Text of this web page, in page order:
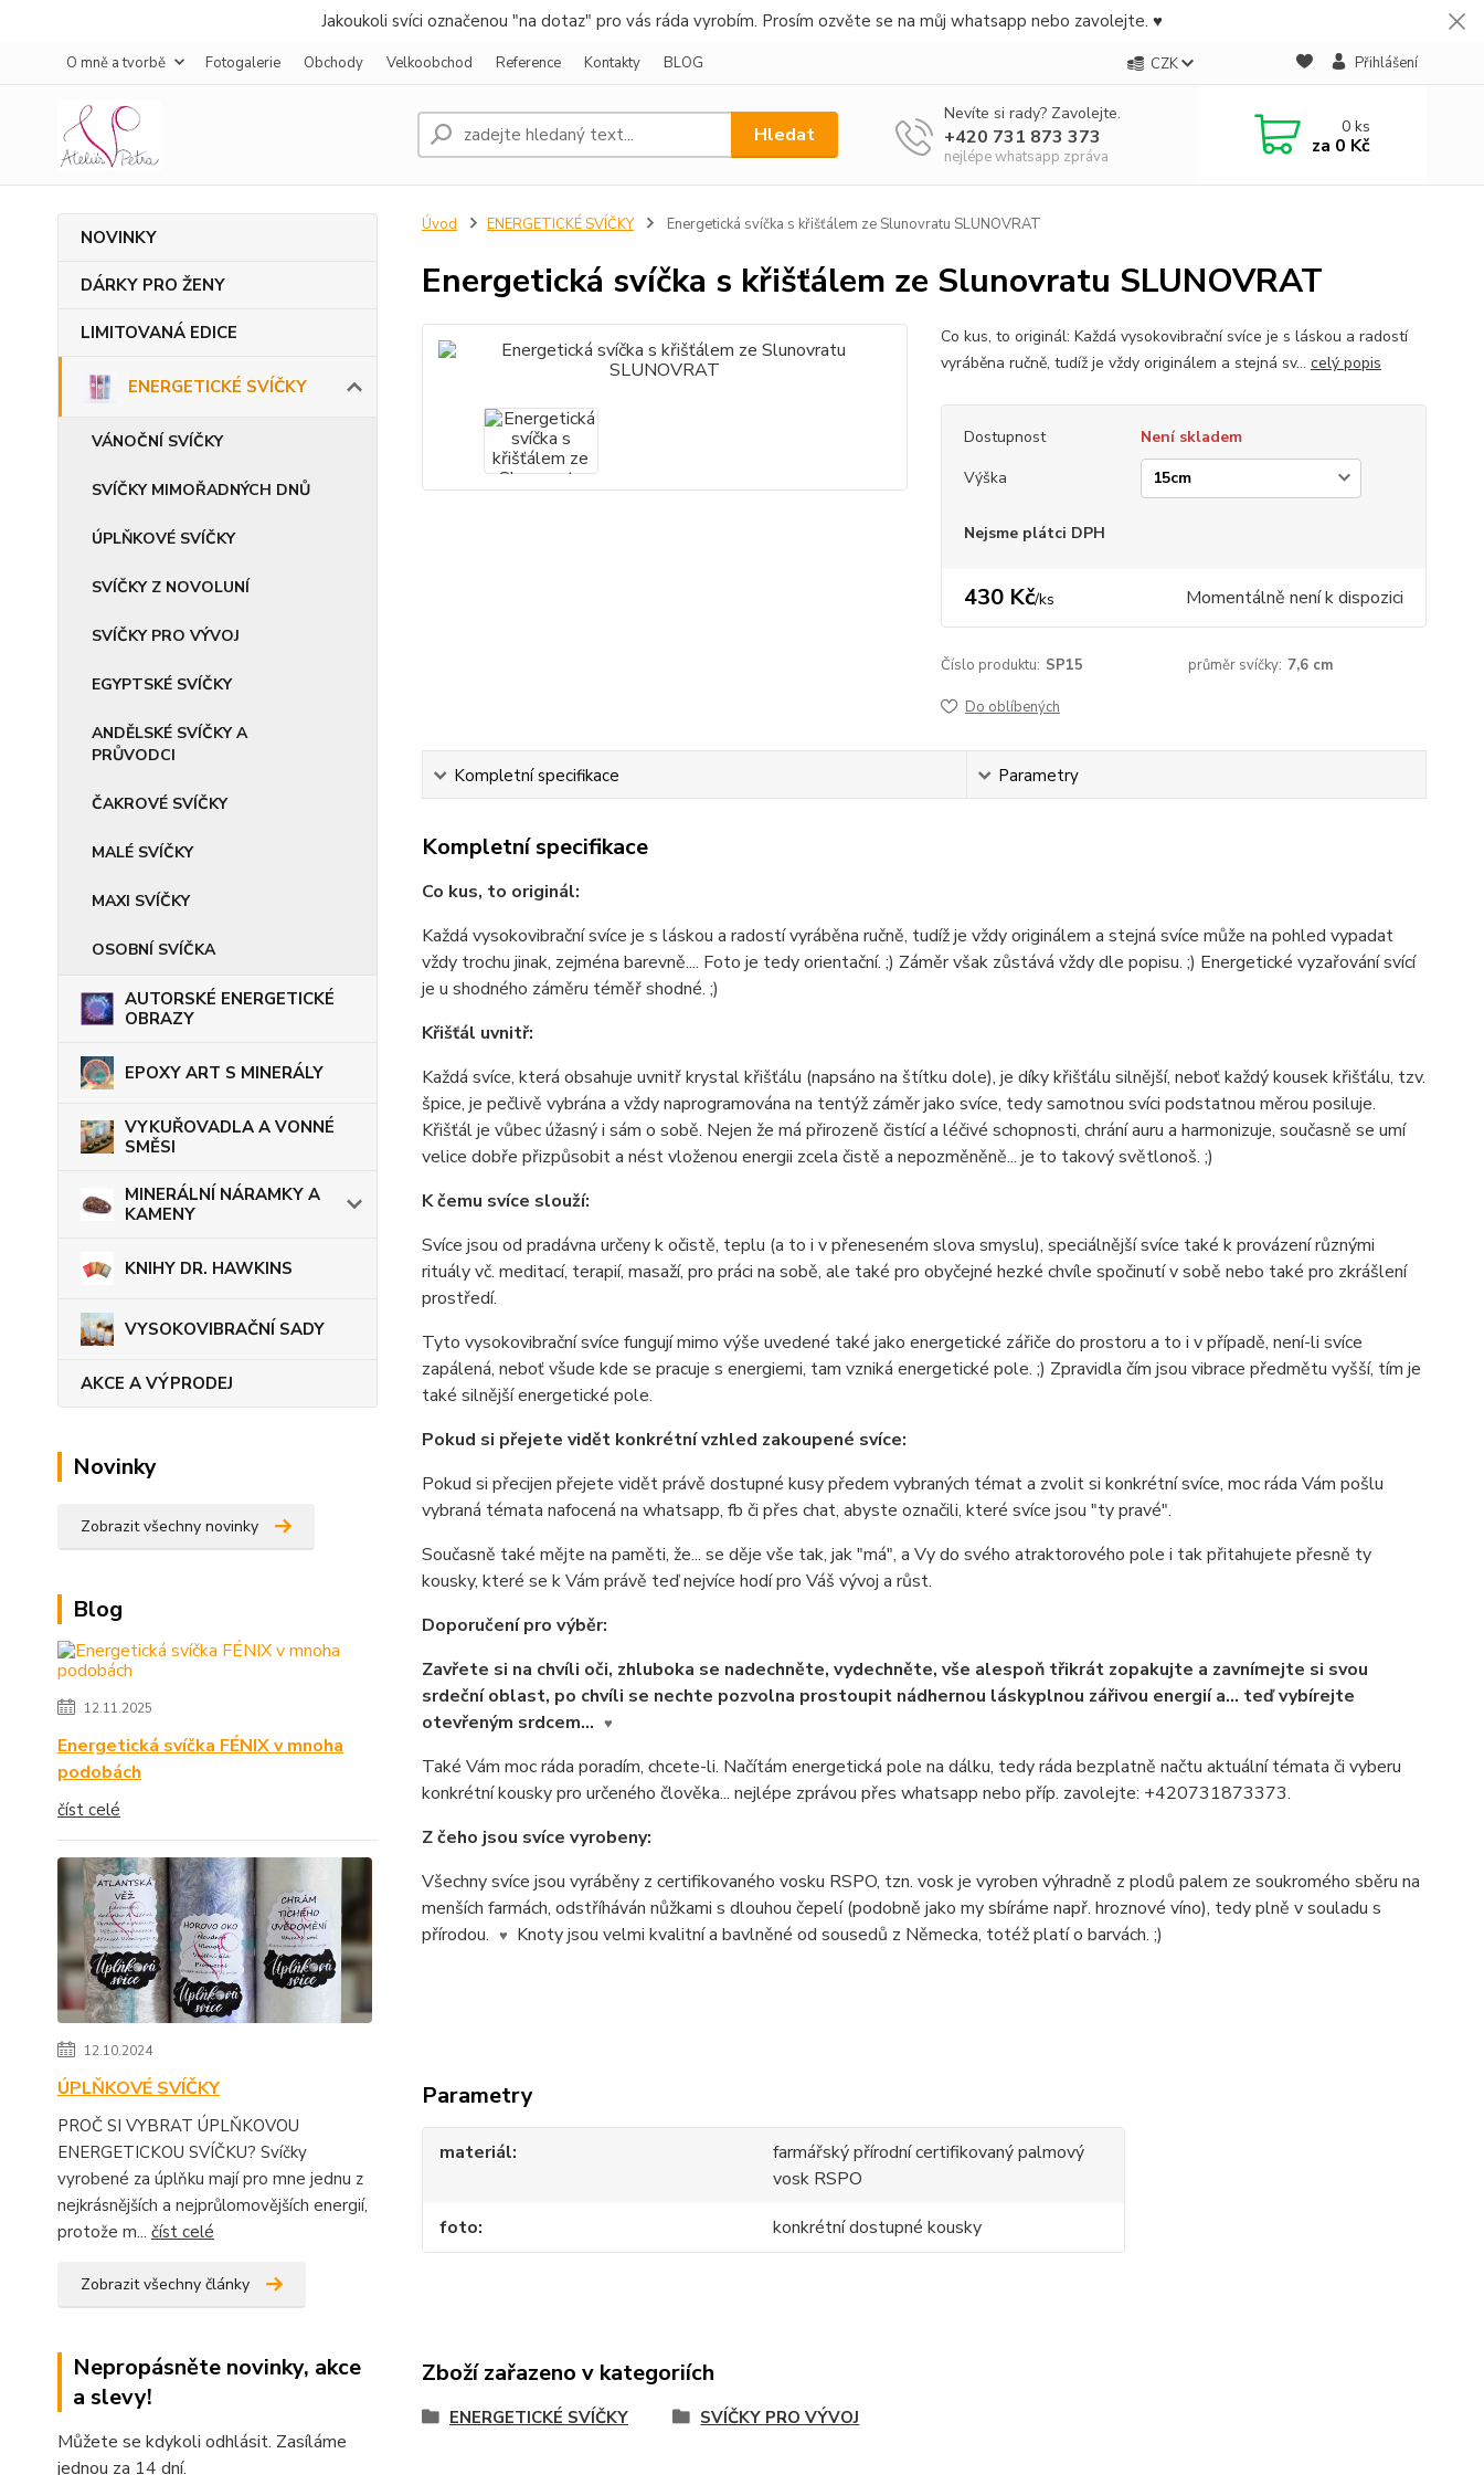
Jakoukoli svíci označenou "na dotaz" pro vás ráda vyrobím. Prosím ozvěte se na můj whatsapp nebo zavolejte. ♥
O mně a tvorbě Fotogalerie Obchody Velkoobchod Reference Kontakty BLOG CZK Přihlášení
Hledat
Nevíte si rady? Zavolejte.
+420 731 873 373
nejlépe whatsapp zpráva
0ks
za 0 Kč
NOVINKY
DÁRKY PRO ŽENY
LIMITOVANÁ EDICE
ENERGETICKÉ SVÍČKY
VÁNOČNÍ SVÍČKY
SVÍČKY MIMOŘADNÝCH DNŮ
ÚPLŇKOVÉ SVÍČKY
SVÍČKY Z NOVOLUNÍ
SVÍČKY PRO VÝVOJ
EGYPTSKÉ SVÍČKY
ANDĚLSKÉ SVÍČKY A
PRŮVODCI
ČAKROVÉ SVÍČKY
MALÉ SVÍČKY
MAXI SVÍČKY
OSOBNÍ SVÍČKA
AUTORSKÉ ENERGETICKÉ
OBRAZY
EPOXY ART S MINERÁLY
VYKUŘOVADLA A VONNÉ
SMĚSI
MINERÁLNÍ NÁRAMKY A
KAMENY
KNIHY DR. HAWKINS
VYSOKOVIBRAČNÍ SADY
AKCE A VÝPRODEJ
Novinky
Zobrazit všechny novinky
Blog
12.11.2025
Energetická svíčka FÉNIX v mnoha
podobách
číst celé
12.10.2024
ÚPLŇKOVÉ SVÍČKY
PROČ SI VYBRAT ÚPLŇKOVOU
ENERGETICKOU SVÍČKU? Svíčky
vyrobené za úplňku mají pro mne jednu z
nejkrásnějších a nejprůlomovějších energií,
protože m... číst celé
Zobrazit všechny články
Nepropásněte novinky, akce
a slevy!
Můžete se kdykoli odhlásit. Zasíláme
jednou za 14 dní.
Úvod ENERGETICKÉ SVÍČKY Energetická svíčka s křišťálem ze Slunovratu SLUNOVRAT
Energetická svíčka s křišťálem ze Slunovratu SLUNOVRAT
Co kus, to originál: Každá vysokovibrační svíce je s láskou a radostí
vyráběna ručně, tudíž je vždy originálem a stejná sv... celý popis
Dostupnost
Není skladem
Výška
Nejsme plátci DPH
430 Kč/ks Momentálně není k dispozici
Číslo produktu: SP15 průměr svíčky: 7,6 cm
Do oblíbených
Kompletní specifikace Parametry
Kompletní specifikace
Co kus, to originál:
Každá vysokovibrační svíce je s láskou a radostí vyráběna ručně, tudíž je vždy originálem a stejná svíce může na pohled vypadat
vždy trochu jinak, zejména barevně.... Foto je tedy orientační. ;) Záměr však zůstává vždy dle popisu. ;) Energetické vyzařování svící
je u shodného záměru téměř shodné. ;)
Křišťál uvnitř:
Každá svíce, která obsahuje uvnitř krystal křišťálu (napsáno na štítku dole), je díky křišťálu silnější, neboť každý kousek křišťálu, tzv.
špice, je pečlivě vybrána a vždy naprogramována na tentýž záměr jako svíce, tedy samotnou svíci podstatnou měrou posiluje.
Křišťál je vůbec úžasný i sám o sobě. Nejen že má přirozeně čistící a léčivé schopnosti, chrání auru a harmonizuje, současně se umí
velice dobře přizpůsobit a nést vloženou energii zcela čistě a nepozměněně... je to takový světlonoš. ;)
K čemu svíce slouží:
Svíce jsou od pradávna určeny k očistě, teplu (a to i v přeneseném slova smyslu), speciálnější svíce také k provázení různými
rituály vč. meditací, terapií, masaží, pro práci na sobě, ale také pro obyčejné hezké chvíle spočinutí v sobě nebo také pro zkrášlení
prostředí.
Tyto vysokovibrační svíce fungují mimo výše uvedené také jako energetické zářiče do prostoru a to i v případě, není-li svíce
zapálená, neboť všude kde se pracuje s energiemi, tam vzniká energetické pole. ;) Zpravidla čím jsou vibrace předmětu vyšší, tím je
také silnější energetické pole.
Pokud si přejete vidět konkrétní vzhled zakoupené svíce:
Pokud si přecijen přejete vidět právě dostupné kusy předem vybraných témat a zvolit si konkrétní svíce, moc ráda Vám pošlu
vybraná témata nafocená na whatsapp, fb či přes chat, abyste označili, které svíce jsou "ty pravé".
Současně také mějte na paměti, že... se děje vše tak, jak "má", a Vy do svého atraktorového pole i tak přitahujete přesně ty
kousky, které se k Vám právě teď nejvíce hodí pro Váš vývoj a růst.
Doporučení pro výběr:
Zavřete si na chvíli oči, zhluboka se nadechněte, vydechněte, vše alespoň třikrát zopakujte a zavnímejte si svou
srdeční oblast, po chvíli se nechte pozvolna prostoupit nádhernou láskyplnou zářivou energií a... teď vybírejte
otevřeným srdcem... ♥
Také Vám moc ráda poradím, chcete-li. Načítám energetická pole na dálku, tedy ráda bezplatně načtu aktuální témata či vyberu
konkrétní kousky pro určeného člověka... nejlépe zprávou přes whatsapp nebo příp. zavolejte: +420731873373.
Z čeho jsou svíce vyrobeny:
Všechny svíce jsou vyráběny z certifikovaného vosku RSPO, tzn. vosk je vyroben výhradně z plodů palem ze soukromého sběru na
menších farmách, odstříháván nůžkami s dlouhou čepelí (podobně jako my sbíráme např. hroznové víno), tedy plně v souladu s
přírodou. ♥ Knoty jsou velmi kvalitní a bavlněné od sousedů z Německa, totéž platí o barvách. ;)
Parametry
materiál
farmářský přírodní certifikovaný palmový
vosk RSPO
foto
konkrétní dostupné kousky
Zboží zařazeno v kategoriích
ENERGETICKÉ SVÍČKY SVÍČKY PRO VÝVOJ